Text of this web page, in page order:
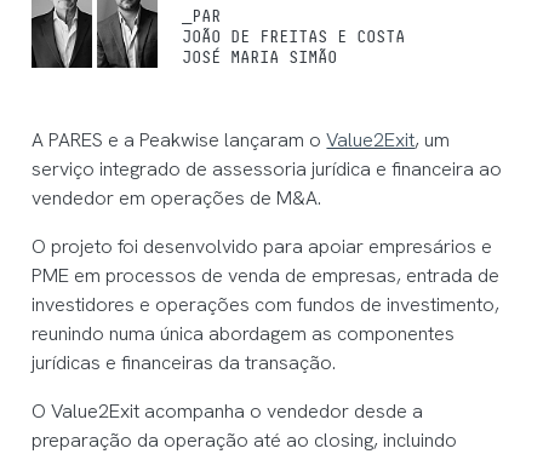
_PAR
JOÃO DE FREITAS E COSTA
JOSÉ MARIA SIMÃO
A PARES e a Peakwise lançaram oValue2Exit, um
serviço integrado de assessoria jurídica e financeira ao
vendedor em operações de M&A.
O projeto foi desenvolvido para apoiar empresários e
PME em processos de venda de empresas, entrada de
investidores e operações com fundos de investimento,
reunindo numa única abordagem as componentes
jurídicas e financeiras da transação.
O Value2Exit acompanha o vendedor desde a
preparação da operação até ao closing, incluindo